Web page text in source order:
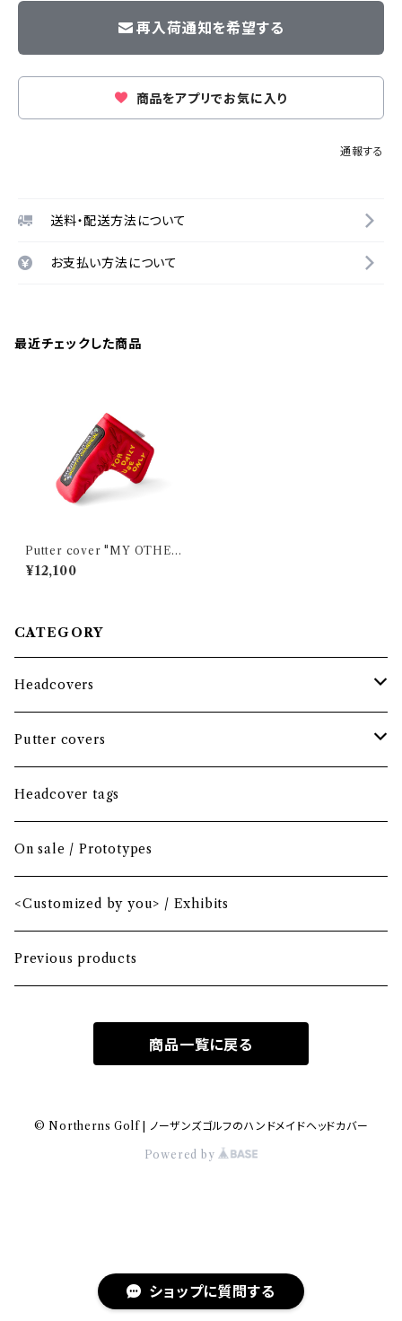
再入荷通知を希望する
商品をアプリでお気に入り
通報する
送料・配送方法について
お支払い方法について
ショップに質問する
最近チェックした商品
Putter cover "MY OTHER
PUTTER IS..." RED / Blade
¥12,100
CATEGORY
Headcovers
Headcover bundle
Driver
Mini Driver (Option)
Fairway wood
Hybrid
MA-1 heavy nylon
Hawaiian
Putter covers
Blade
Small mallet
Mid mallet
Large mallet
Headcover tags
On sale / Prototypes
<Customized by you> / Exhibits
Previous products
商品一覧に戻る
© Northerns Golf | ノーザンズゴルフのハンドメイドヘッドカバー
Powered by